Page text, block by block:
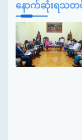
နောက်ဆုံးရသတင်